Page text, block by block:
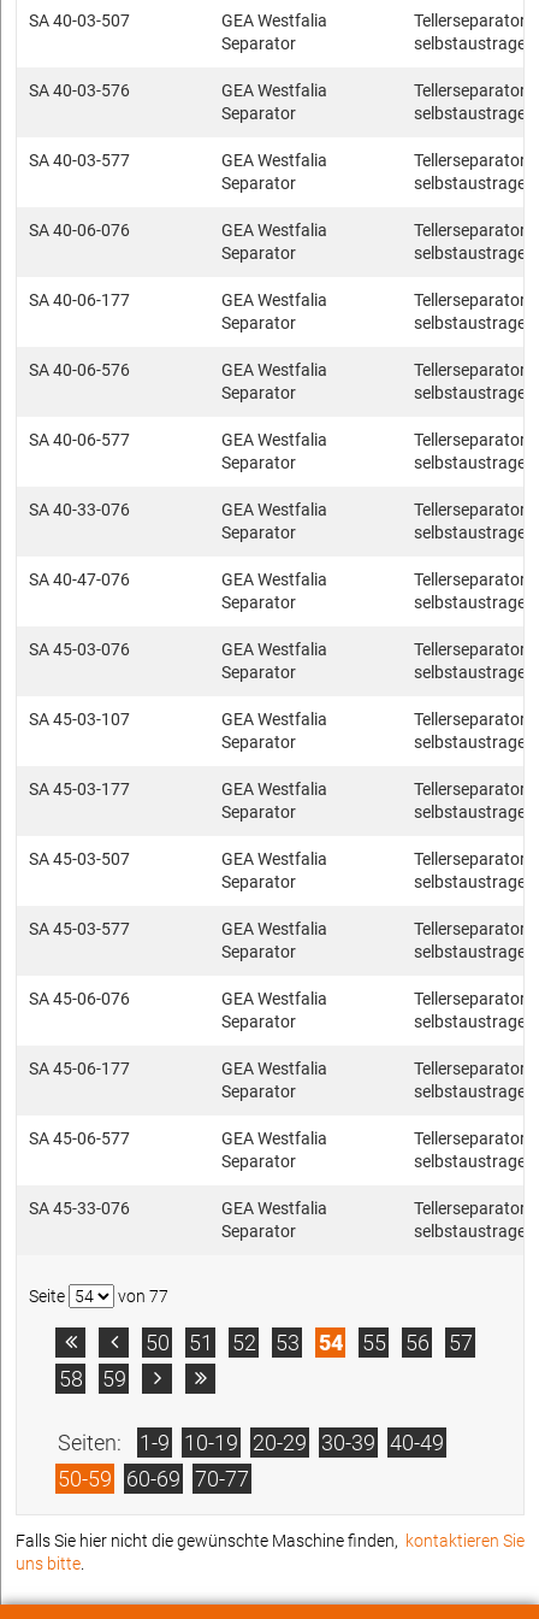
SA 40-03-507
GEA Westfalia
Separator
SA 40-03-576
GEA Westfalia
Separator
SA 40-03-577
GEA Westfalia
Separator
SA 40-06-076
GEA Westfalia
Separator
SA 40-06-177
GEA Westfalia
Separator
SA 40-06-576
GEA Westfalia
Separator
SA 40-06-577
GEA Westfalia
Separator
SA 40-33-076
GEA Westfalia
Separator
SA 40-47-076
GEA Westfalia
Separator
SA 45-03-076
GEA Westfalia
Separator
SA 45-03-107
GEA Westfalia
Separator
SA 45-03-177
GEA Westfalia
Separator
SA 45-03-507
GEA Westfalia
Separator
SA 45-03-577
GEA Westfalia
Separator
SA 45-06-076
GEA Westfalia
Separator
SA 45-06-177
GEA Westfalia
Separator
SA 45-06-577
GEA Westfalia
Separator
SA 45-33-076
GEA Westfalia
Separator
Seite von 77
  50 51 52 53 54 55 56
57
58
59  
Seiten: 1-9 10-19 20-29 30-39
40-49
50-59
60-69 70-77
Falls Sie hier nicht die gewünschte Maschine finden, kontaktieren Sie
uns bitte